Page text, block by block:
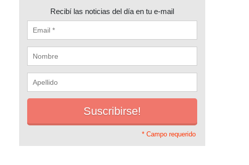
Recibí las noticias del día en tu e-mail
* Campo requerido